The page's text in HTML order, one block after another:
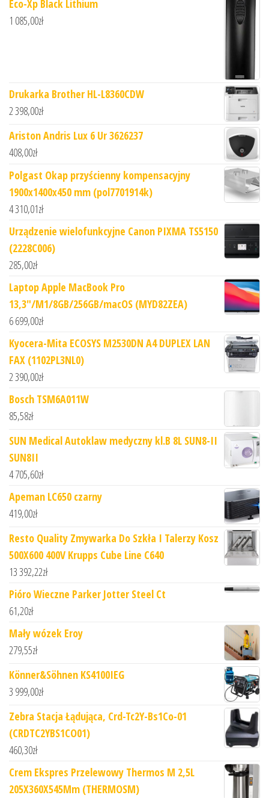
Eco-Xp Black Lithium
1 085,00zł
Drukarka Brother HL-L8360CDW
2 398,00zł
Ariston Andris Lux 6 Ur 3626237
408,00zł
Polgast Okap przyścienny kompensacyjny
1900x1400x450 mm (pol7701914k)
4 310,01zł
Urządzenie wielofunkcyjne Canon PIXMA TS5150
(2228C006)
285,00zł
Laptop Apple MacBook Pro
13,3"/M1/8GB/256GB/macOS (MYD82ZEA)
6 699,00zł
Kyocera-Mita ECOSYS M2530DN A4 DUPLEX LAN
FAX (1102PL3NL0)
2 390,00zł
Bosch TSM6A011W
85,58zł
SUN Medical Autoklaw medyczny kl.B 8L SUN8-II
SUN8II
4 705,60zł
Apeman LC650 czarny
419,00zł
Resto Quality Zmywarka Do Szkła I Talerzy Kosz
500X600 400V Krupps Cube Line C640
13 392,22zł
Pióro Wieczne Parker Jotter Steel Ct
61,20zł
Mały wózek Eroy
279,55zł
Könner&Söhnen KS4100IEG
3 999,00zł
Zebra Stacja Łądująca, Crd-Tc2Y-Bs1Co-01
(CRDTC2YBS1CO01)
460,30zł
Crem Ekspres Przelewowy Thermos M 2,5L
205X360X545Mm (THERMOSM)